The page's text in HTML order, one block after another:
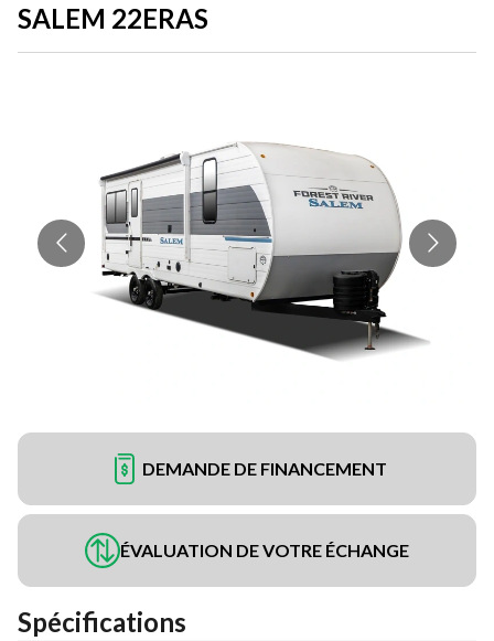
SALEM 22ERAS
DEMANDE DE FINANCEMENT
ÉVALUATION DE VOTRE ÉCHANGE
Spécifications